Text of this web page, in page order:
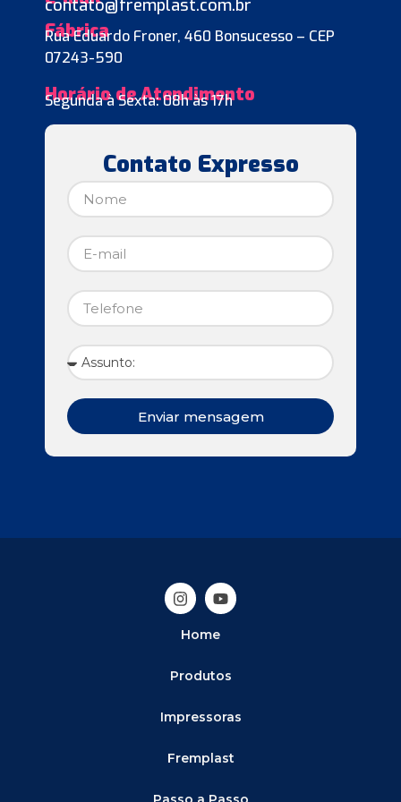
contato@fremplast.com.br
Fábrica
Rua Eduardo Froner, 460 Bonsucesso – CEP
07243-590
Horário de Atendimento
Segunda à Sexta: 08h às 17h
Contato Expresso
Enviar mensagem
Home
Produtos
Impressoras
Fremplast